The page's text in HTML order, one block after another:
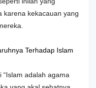
karena kekacauan yang
Terhadap Islam
adalah agama